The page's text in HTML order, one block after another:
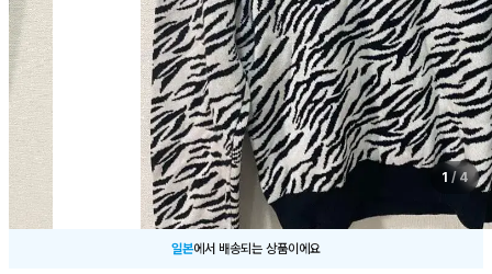
1 /4
일본에서 배송되는 상품이에요